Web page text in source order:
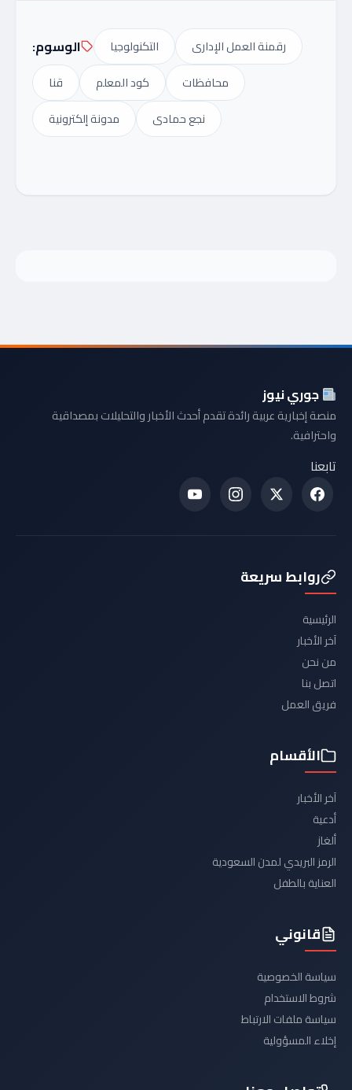
الوسوم: التكنولوجيا
رقمنة العمل الإدارى
قنا
كود المعلم
محافظات
مدونة إلكترونية
نجع حمادى
جوري نيوز
منصة إخبارية عربية رائدة تقدم أحدث الأخبار والتحليلات بمصداقية
واحترافية.
تابعنا
روابط سريعة
الرئيسية
آخر الأخبار
من نحن
اتصل بنا
فريق العمل
الأقسام
آخر الأخبار
أدعية
ألغاز
الرمز البريدي لمدن السعودية
العناية بالطفل
قانوني
سياسة الخصوصية
شروط الاستخدام
سياسة ملفات الارتباط
إخلاء المسؤولية